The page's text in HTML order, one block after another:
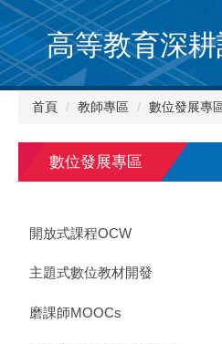
跳
到
主
要
內
高等教育深
首頁 教師專區 數位發展專
數位發展專區
開放式課程OCW
主題式數位教材開發
磨課師MOOCs